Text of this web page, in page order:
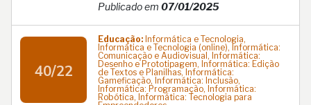
Publicado em 07/01/2025
40/22
Educação: Informática e Tecnologia,
Informática e Tecnologia (online), Informática:
Comunicação e Audiovisual, Informática:
Desenho e Prototipagem, Informática: Edição
de Textos e Planilhas, Informática:
Gameficação, Informática: Inclusão,
Informática: Programação, Informática:
Robótica, Informática: Tecnologia para